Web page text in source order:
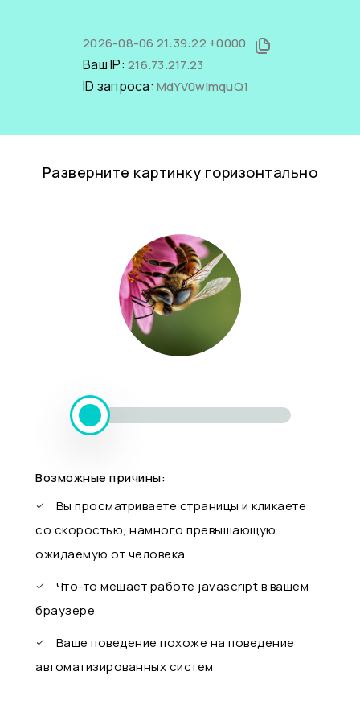
2026-08-06 21:39:22 +0000
Ваш IP: 216.73.217.23
ID запроса: MdYV0wlmquQ1
Разверните картинку горизонтально
Возможные причины:
Вы просматриваете страницы и кликаете
со скоростью, намного превышающую
ожидаемую от человека
Что-то мешает работе javascript в вашем
браузере
Ваше поведение похоже на поведение
автоматизированных систем